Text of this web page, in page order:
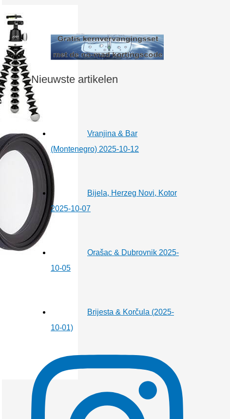
Nieuwste artikelen
Vranjina & Bar
(Montenegro) 2025-10-12
Bijela, Herzeg Novi, Kotor
2025-10-07
Orašac & Dubrovnik 2025-
10-05
Brijesta & Korčula (2025-
10-01)